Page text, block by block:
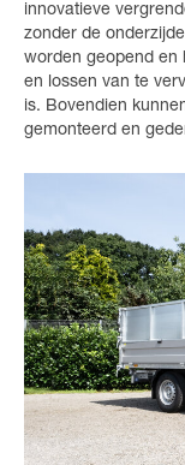
innovatieve
zonder de
worden geopend en
en lossen van te
is. Bovendien
gemonteerd en